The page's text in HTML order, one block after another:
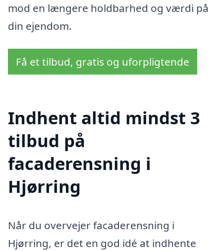
mod en længere holdbarhed og værdi på
din ejendom.
Få et tilbud, gratis og uforpligtende
Indhent altid mindst 3
tilbud på
facaderensning i
Hjørring
Når du overvejer facaderensning i
Hjørring, er det en god idé at indhente